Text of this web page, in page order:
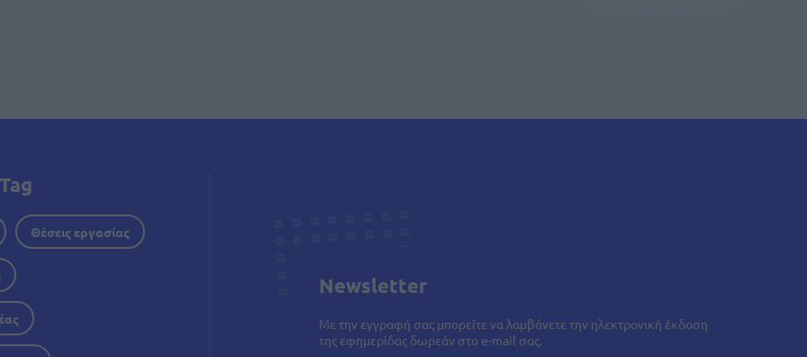
Θέσεις εργασίας
Newsletter
Με την εγγραφή σας μπορείτε να λαμβάνετε την ηλεκτρονική έκδοση
της εφημερίδας δωρεάν στο e-mail σας.